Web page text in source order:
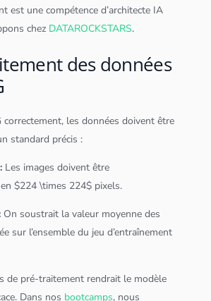
est une compétence d’architecte IA
chez DATAROCKSTARS.
des données
correctement, lesdonnées doivent être
standard précis :
Les images doivent être
$224 \times 224$ pixels.
On soustrait la valeur moyenne des
sur l’ensemble du jeu d’entraînement
de pré-traitement rendrait le modèle
Dans nos bootcamps, nous